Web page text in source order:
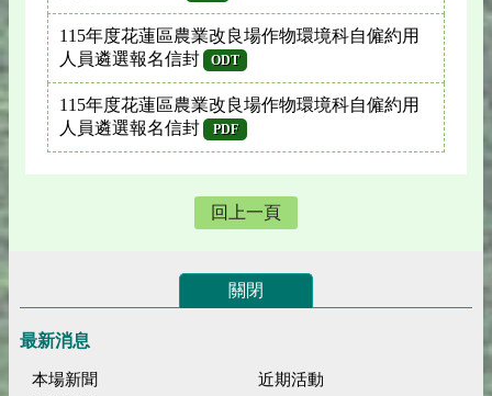
115年度花蓮區農業改良場作物環境科自僱約用
人員遴選報名信封
ODT
115年度花蓮區農業改良場作物環境科自僱約用
人員遴選報名信封
PDF
回上一頁
關閉
最新消息
本場新聞
近期活動